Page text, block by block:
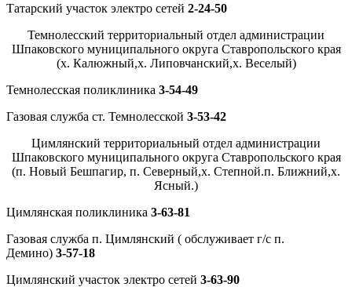
Татарский участок электро сетей 2-24-50
Темнолесский территориальный отдел администрации
Шпаковского муниципального округа Ставропольского края
(х. Калюжный,х. Липовчанский,х. Веселый)
Темнолесская поликлиника 3-54-49
Газовая служба ст. Темнолесской 3-53-42
Цимлянский территориальный отдел администрации
Шпаковского муниципального округа Ставропольского края
(п. Новый Бешпагир, п. Северный,х. Степной.п. Ближний,х.
Ясный.)
Цимлянская поликлиника 3-63-81
Газовая служба п. Цимлянский ( обслуживает г/с п.
Демино) 3-57-18
Цимлянский участок электро сетей 3-63-90